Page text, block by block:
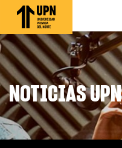
Pasar
contenido
principal
NOTICIAS UPN